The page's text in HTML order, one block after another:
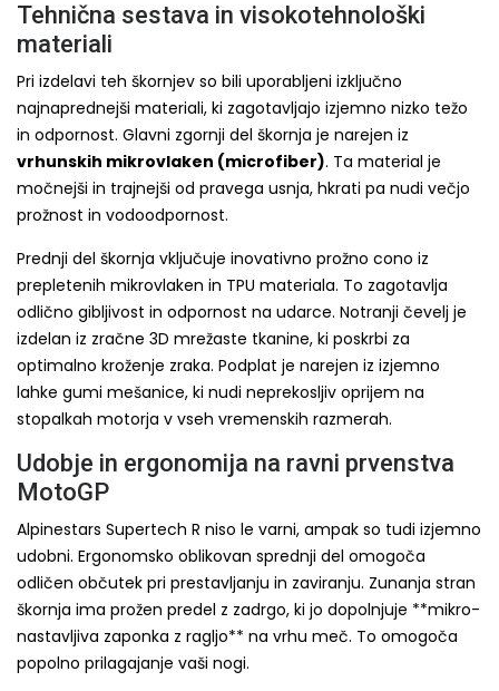
Tehnična sestava in visokotehnološki
materiali
Pri izdelavi teh škornjev so bili uporabljeni izključno
najnaprednejši materiali, ki zagotavljajo izjemno nizko težo
in odpornost. Glavni zgornji del škornja je narejen iz
vrhunskih mikrovlaken (microfiber). Ta material je
močnejši in trajnejši od pravega usnja, hkrati pa nudi večjo
prožnost in vodoodpornost.
Prednji del škornja vključuje inovativno prožno cono iz
prepletenih mikrovlaken in TPU materiala. To zagotavlja
odlično gibljivost in odpornost na udarce. Notranji čevelj je
izdelan iz zračne 3D mrežaste tkanine, ki poskrbi za
optimalno kroženje zraka. Podplat je narejen iz izjemno
lahke gumi mešanice, ki nudi neprekosljiv oprijem na
stopalkah motorja v vseh vremenskih razmerah.
Udobje in ergonomija na ravni prvenstva
MotoGP
Alpinestars Supertech R niso le varni, ampak so tudi izjemno
udobni. Ergonomsko oblikovan sprednji del omogoča
odličen občutek pri prestavljanju in zaviranju. Zunanja stran
škornja ima prožen predel z zadrgo, ki jo dopolnjuje **mikro-
nastavljiva zaponka z ragljo** na vrhu meč. To omogoča
popolno prilagajanje vaši nogi.